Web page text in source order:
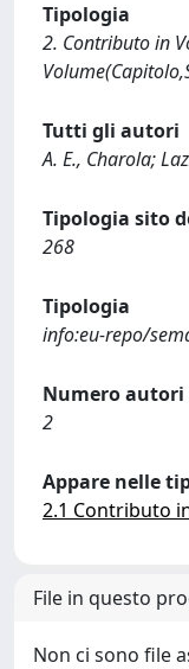
Tipologia
2. Contributo in
Tutti gli autori
A. E., Charola;
Tipologia sito
268
Tipologia
info:eu-repo/
Numero autori
2
Appare nelle
2.1 Contributo
File in questo
Non ci sono file